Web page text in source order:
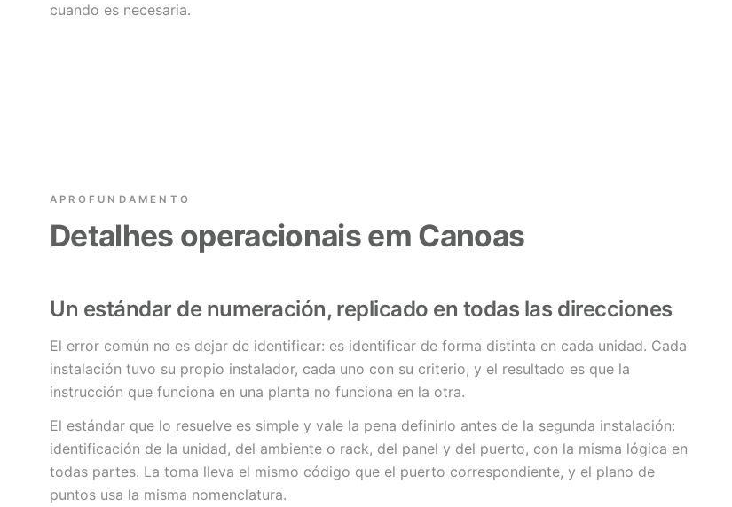
cuando es necesaria.
APROFUNDAMENTO
Detalhes operacionais em Canoas
Un estándar de numeración, replicado en todas las direcciones
El error común no es dejar de identificar: es identificar de forma distinta en cada unidad. Cada
instalación tuvo su propio instalador, cada uno con su criterio, y el resultado es que la
instrucción que funciona en una planta no funciona en la otra.
El estándar que lo resuelve es simple y vale la pena definirlo antes de la segunda instalación:
identificación de la unidad, del ambiente o rack, del panel y del puerto, con la misma lógica en
todas partes. La toma lleva el mismo código que el puerto correspondiente, y el plano de
puntos usa la misma nomenclatura.